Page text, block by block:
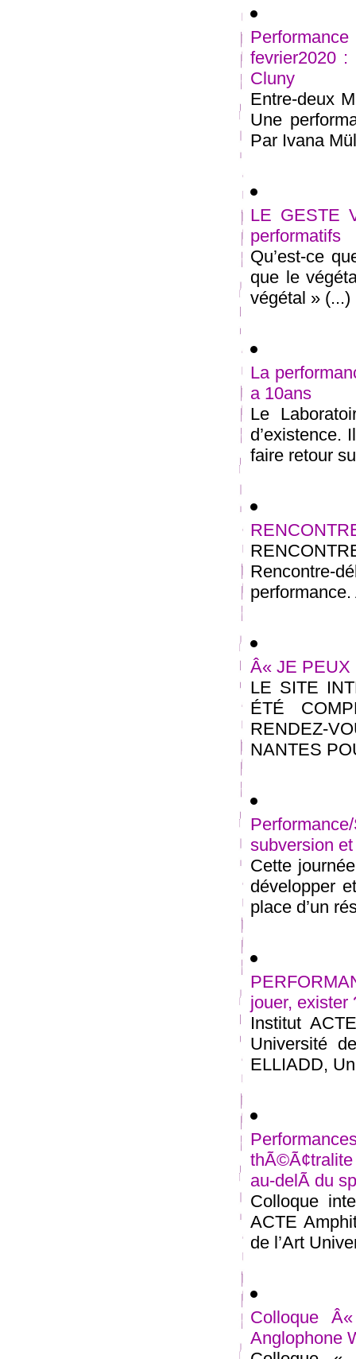
fevrier2020 :
Cluny
Entre-deux
Une
Par Ivana
LE GESTE
performatifs
Qu’est-ce
que le
végétal » (...)
La
a 10ans
Le
d’existence.
faire retour
Rencontre-
Â« JE PEUX
LE SITE
ÉTÉ
RENDEZ-
NANTES
subversion
Cette
développer
place d’un
jouer, exister
Institut
Université
ELLIADD,
au-delÃ du
Colloque
ACTE
de l’Art
Colloque
Anglophone